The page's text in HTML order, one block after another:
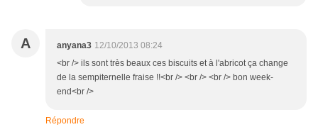
A anyana3 12/10/2013 08:24
<br /> ils sont très beaux ces biscuits et à l'abricot ça change
de la sempiternelle fraise !!<br /> <br /> <br /> bon week-
end<br />
Répondre